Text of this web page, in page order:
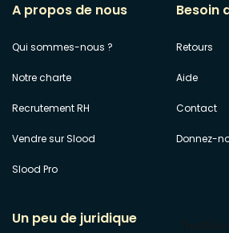
A propos de nous
Qui sommes-nous ?
Notre charte
Recrutement RH
Vendre sur Slood
Slood Pro
Besoin
Retours
Aide
Contact
Donnez-
Un peu de juridique